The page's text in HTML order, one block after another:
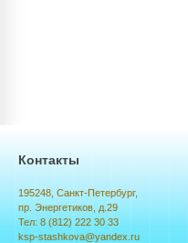
Контакты
195248, Санкт-Петербург,
пр. Энергетиков, д.29
Тел: 8 (812) 222 30 33
ksp-stashkova@yandex.ru